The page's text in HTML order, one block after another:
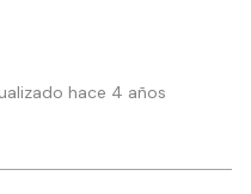
hace 4 años